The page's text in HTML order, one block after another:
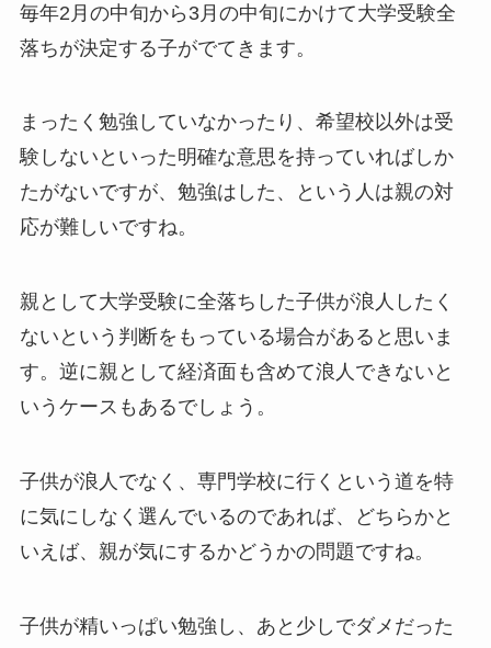
毎年2月の中旬から3月の中旬にかけて大学受験全
落ちが決定する子がでてきます。
まったく勉強していなかったり、希望校以外は受
験しないといった明確な意思を持っていればしか
たがないですが、勉強はした、という人は親の対
応が難しいですね。
親として大学受験に全落ちした子供が浪人したく
ないという判断をもっている場合があると思いま
す。 逆に親として経済面も含めて浪人できないと
いうケースもあるでしょう。
子供が浪人でなく、専門学校に行くという道を特
に気にしなく選んでいるのであれば、どちらかと
いえば、親が気にするかどうかの問題ですね。
子供が精いっぱい勉強し、あと少しでダメだった